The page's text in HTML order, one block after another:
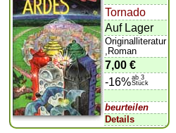
Tornado
Auf Lager
Originalliteratur
,Roman
7,00 €
-16%ab 3
Stück
beurteilen
Details